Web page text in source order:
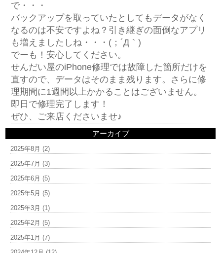
で・・・
バックアップを取っていたとしてもデータがなく
なるのは不安ですよね？引き継ぎの面倒なアプリ
も増えましたしね・・・(；´Д｀)
でーも！安心してください。
せんだい屋のiPhone修理では故障した箇所だけを
直すので、データはそのまま残ります。さらに修
理期間に1週間以上かかることはございません。
即日で修理完了します！
ぜひ、ご来店くださいませ♪
アーカイブ
2025年8月 (2)
2025年7月 (3)
2025年6月 (5)
2025年5月 (5)
2025年3月 (1)
2025年2月 (5)
2025年1月 (7)